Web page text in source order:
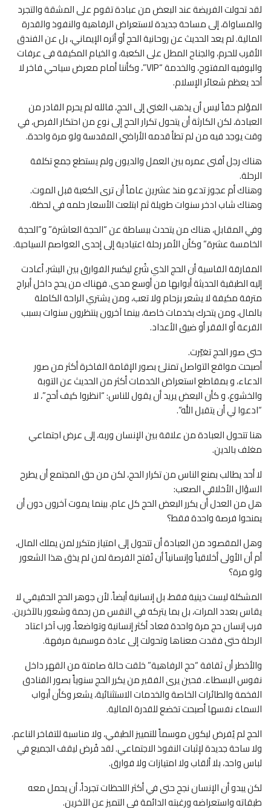
لقد تحولت الفريضة عند البعض من عبادة تقوم على المشقة والتجرد
والمساواة، إلى مساحة جديدة لاستعراض الرفاهية والنفوذ والقدرة
المالية. لم يعد الحديث عن روحانية الحج أو أثره الإيماني، بل عن الفندق
الأقرب للحرم، والجناح المطل على الكعبة، و الخيام المكيفة فى عرفات
والبوفيه المفتوح، والخدمة “VIP”، وكأننا أمام معرض سياحي فاخر لا
أحد يعظم شعائر الإسلام.
المؤلم حقاً ليس أن يذهب الغني إلى الحج، فالله لم يحرم القادر من
العبادة، لكن الكارثة أن يتحول تكرار الحج إلى نوع من احتكار الفرص، في
وقت يوجد فيه من لم تطأ قدمه الأراضي المقدسة ولو مرة واحدة.
هناك رجل أفنى عمره بين العمل والديون ولم يستطع جمع تكلفة
الرحلة.
وهناك أم عجوز تدعو منذ عشرين عاماً أن ترى الكعبة قبل الموت.
وهناك شاب ادخر سنوات طويلة ثم ابتلعت الأسعار حلمه في لحظة.
وفي المقابل، هناك من يتحدث ببساطة عن “الحجة العاشرة” و”الحجة
الخامسة عشرة” وكأن الأمر رحلة اعتيادية إلى إحدى العواصم السياحية.
المفارقة القاسية أن الحج الذي شُرع ليكسر الفوارق بين البشر، أعادت
إليه الطبقية الحديثة أبوابها من أوسع مدى. فهناك من يحج داخل أبراج
مترفة مكيفة لا يشعر بزحام ولا تعب، ومن يشتري الراحة الكاملة
بالمال، ومن يتحرك بخدمات خاصة، بينما آخرون ينتظرون سنوات بسبب
القرعة أو الفقر أو ضيق الأعداد.
حتى صور الحج تغيّرت.
أصبحت مواقع التواصل تمتلئ بصور الإقامة الفاخرة أكثر من صور
الدعاء، و بمقاطع استعراض الخدمات أكثر من الحديث عن التوبة
والخشوع، و كأن البعض يريد أن يقول للناس: “انظروا كيف أحج”، لا
“ادعوا لي أن يتقبل الله”.
هنا تتحول العبادة من علاقة بين الإنسان وربه، إلى عرض اجتماعي
مغلف بالدين.
لا أحد يطالب بمنع الناس من تكرار الحج، لكن من حق المجتمع أن يطرح
السؤال الأخلاقي الصعب:
هل من العدل أن يكرر البعض الحج كل عام، بينما يموت آخرون دون أن
يمنحوا فرصة واحدة فقط؟
وهل المقصود من العبادة أن تتحول إلى امتياز متكرر لمن يملك المال،
أم أن الأولى أخلاقياً وإنسانياً أن تُفتح الفرصة لمن لم يذق هذا الشعور
ولو مرة؟
المشكلة ليست دينية فقط، بل إنسانية أيضاً. لأن جوهر الحج الحقيقي لا
يقاس بعدد المرات، بل بما يتركه في النفس من رحمة وشعور بالآخرين.
فرب إنسان حج مرة واحدة فعاد أكثر إنسانية وتواضعاً، ورب آخر اعتاد
الرحلة حتى فقدت معناها وتحولت إلى عادة موسمية مرفهة.
والأخطر أن ثقافة “حج الرفاهية” خلقت حالة صامتة من القهر داخل
نفوس البسطاء. فحين يرى الفقير من يكرر الحج سنوياً بصور الفنادق
الفخمة والطائرات الخاصة والخدمات الاستثنائية، يشعر وكأن أبواب
السماء نفسها أصبحت تخضع للقدرة المالية.
الحج لم يُفرض ليكون موسماً للتمييز الطبقي، ولا مناسبة للتفاخر الناعم،
ولا ساحة جديدة لإثبات النفوذ الاجتماعي. لقد فُرض ليقف الجميع في
لباس واحد، بلا ألقاب ولا امتيازات ولا فوارق.
لكن يبدو أن الإنسان نجح حتى في أكثر اللحظات تجرداً، أن يحمل معه
طبقاته واستعراضه ورغبته الدائمة في التميز عن الآخرين.